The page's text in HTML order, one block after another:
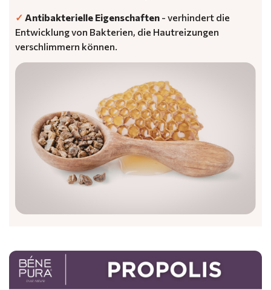
✓ Antibakterielle Eigenschaften - verhindert die
Entwicklung von Bakterien, die Hautreizungen
verschlimmern können.